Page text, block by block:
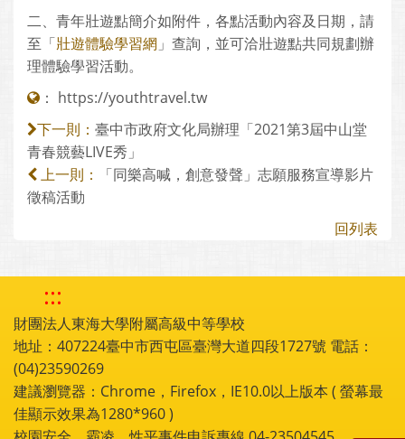
二、青年壯遊點簡介如附件，各點活動內容及日期，請
至「壯遊體驗學習網 」查詢，並可洽壯遊點共同規劃辦
理體驗學習活動。
： https://youthtravel.tw
下一則： 臺中市政府文化局辦理「2021第3屆中山堂
青春競藝LIVE秀」
上一則：
「同樂高喊，創意發聲」志願服務宣導影片
徵稿活動
回列表
:::
財團法人東海大學附屬高級中等學校
地址：407224臺中市西屯區臺灣大道四段1727號 電話：
(04)23590269
建議瀏覽器：Chrome，Firefox，IE10.0以上版本 ( 螢幕最
佳顯示效果為1280*960 )